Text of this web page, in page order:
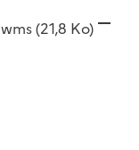
wms(21,8 Ko)